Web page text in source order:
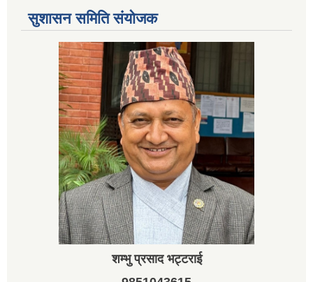
सुशासन समिति संयोजक
शम्भु प्रसाद भट्टराई